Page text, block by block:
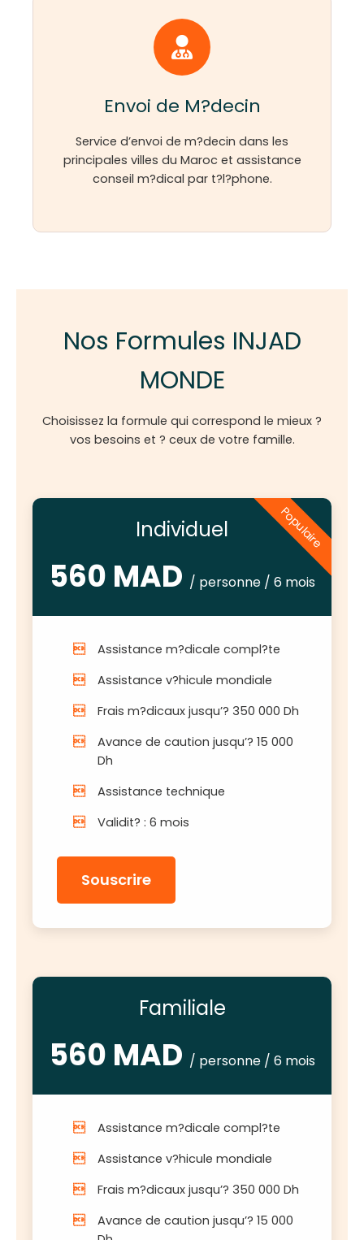
Envoi de M?decin
Service d’envoi de m?decin dans les
principales villes du Maroc et assistance
conseil m?dical par t?l?phone.
Nos Formules INJAD
MONDE
Choisissez la formule qui correspond le mieux ?
vos besoins et ? ceux de votre famille.
Individuel
560 MAD / personne / 6 mois
Assistance m?dicale compl?te
Assistance v?hicule mondiale
Frais m?dicaux jusqu’? 350 000 Dh
Avance de caution jusqu’? 15 000
Dh
Assistance technique
Validit? : 6 mois
Souscrire
Familiale
560 MAD / personne / 6 mois
Assistance m?dicale compl?te
Assistance v?hicule mondiale
Frais m?dicaux jusqu’? 350 000 Dh
Avance de caution jusqu’? 15 000